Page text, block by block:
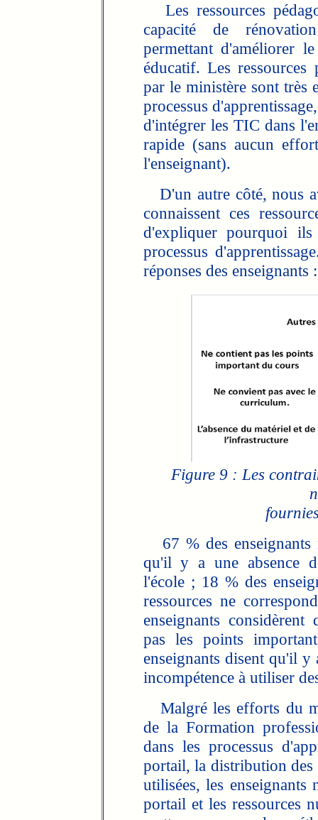
Les ressources
capacité de
permettant d'améliorer
éducatif. Les ressources
par le ministère sont très
processus
d'intégrer les TIC dans
rapide (sans aucun
l'enseignant).
D'un autre côté, nous
connaissent ces
d'expliquer pourquoi
processus
réponses des enseignants :
Figure 9 : Les
67 % des enseignants
qu'il y a une absence
l'école ; 18 % des
ressources ne
enseignants considèrent
pas les points
enseignants disent qu'il y
incompétence à utiliser
Malgré les efforts du
de la Formation
dans les processus
portail, la distribution des
utilisées, les enseignants
portail et les ressources